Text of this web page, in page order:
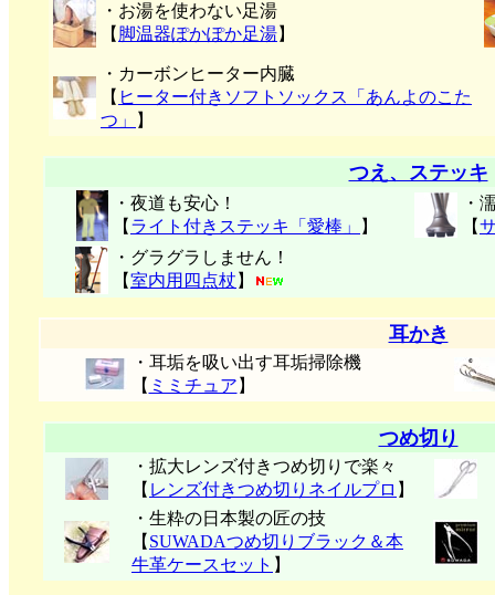
・お湯を使わない足湯
【 脚温器ぽかぽか足湯】
・カーボンヒーター内臓
【 ヒーター付きソフトソックス「あんよのこた
つ」
】
つえ、ステッキ
・夜道も安心！
【 ライト付きステッキ「愛棒」 】
・
【
・グラグラしません！
【室内用四点杖 】
耳かき
・耳垢を吸い出す耳垢掃除機
【 ミミチュア 】
つめ切り
・拡大レンズ付きつめ切りで楽々
【 レンズ付きつめ切りネイルプロ 】
・生粋の日本製の匠の技
【 SUWADAつめ切りブラック＆本
牛革ケースセット 】